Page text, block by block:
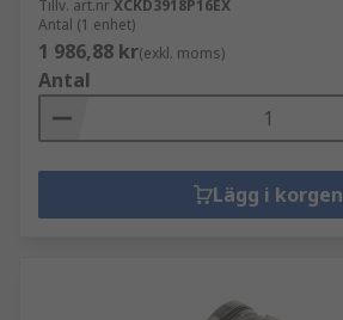
Tillv. art.nrXCKD3918P16EX
Antal (1 enhet)
1 986,88 kr(exkl. moms)
Antal
Lägg i korgen